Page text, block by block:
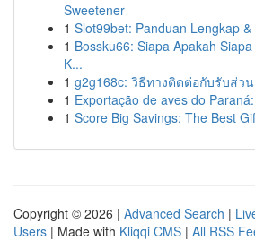
Sweetener
1 Slot99bet: Panduan Lengkap
1 Bossku66: Siapa Apakah
K...
1 g2g168c: วิธีทางติดต่อกับรับส่ว
1 Exportação de aves do
1 Score Big Savings: The Best
Copyright © 2026 | Advanced Search |
Users | Made with Kliqqi CMS | All RSS